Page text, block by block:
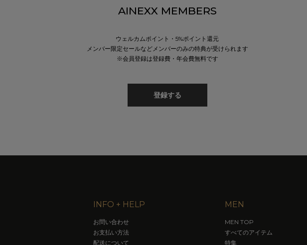
AINEXX MEMBERS
ウェルカムポイント・5%ポイント還元
メンバー限定セールなどメンバーのみの特典が受けられます
※会員登録は登録費・年会費無料です
登録する
INFO + HELP
お問い合わせ
お支払い方法
配送について
MEN
MEN TOP
すべてのアイテム
特集